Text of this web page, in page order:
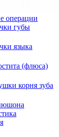
операции
губы
языка
(флюса)
корня зуба